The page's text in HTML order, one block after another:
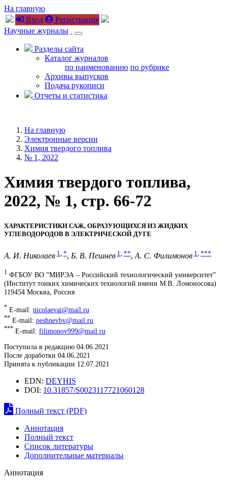
На главную
Вход
Регистрация
Научные журналы
Разделы сайта
Каталог журналов
по наименованию по рубрике
Архивы выпусков
Подача рукописи
Отчеты и статистика
На главную
Электронные версии
Химия твердого топлива
№ 1, 2022
Химия твердого топлива,
2022, № 1, стр. 66-72
ХАРАКТЕРИСТИКИ САЖ, ОБРАЗУЮЩИХСЯ ИЗ ЖИДКИХ
УГЛЕВОДОРОДОВ В ЭЛЕКТРИЧЕСКОЙ ДУГЕ
А. И. Николаев 1 *, Б. В. Пешнев 1 **, А. С. Филимонов 1 ***
1 ФГБОУ ВО “МИРЭА – Российский технологический университет”
(Институт тонких химических технологий имени М.В. Ломоносова)
119454 Москва, Россия
* E-mail: nicolaevai@mail.ru
** E-mail: peshnevbv@mail.ru
*** E-mail: filimonov999@mail.ru
Поступила в редакцию 04.06.2021
После доработки 04.06.2021
Принята к публикации 12.07.2021
EDN: DEYHIS
DOI: 10.31857/S0023117721060128
Полный текст (PDF)
Аннотация
Полный текст
Список литературы
Дополнительные материалы
Аннотация